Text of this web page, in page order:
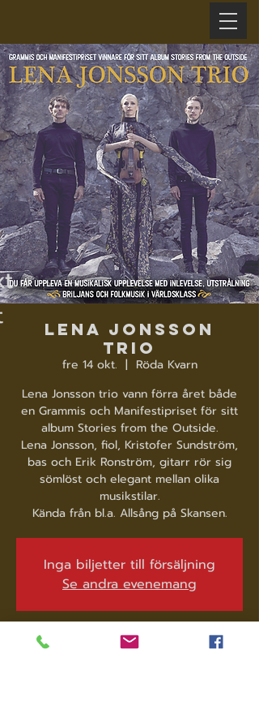
Lena Jonsson
Trio
fre 14 okt.
  |
Röda Kvarn
Lena Jonsson trio vann förra året både
en Grammis och Manifestipriset för sitt
album Stories from the Outside.
Lena Jonsson, fiol, Kristofer Sundström,
bas och Erik Ronström, gitarr rör sig
sömlöst och elegant mellan olika
musikstilar.
Kända från bl.a. Allsång på Skansen.
Inga biljetter till försäljning
Se andra evenemang
Tid och plats